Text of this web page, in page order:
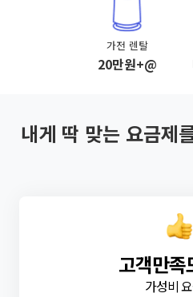
가전 렌탈
20만원+@
내게 딱 맞는 요금제
고객만족
가성비